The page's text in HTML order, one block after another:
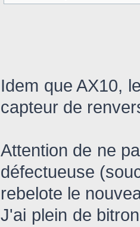
Idem que AX10,
capteur de
Attention de ne
défectueuse
rebelote le
J'ai plein de